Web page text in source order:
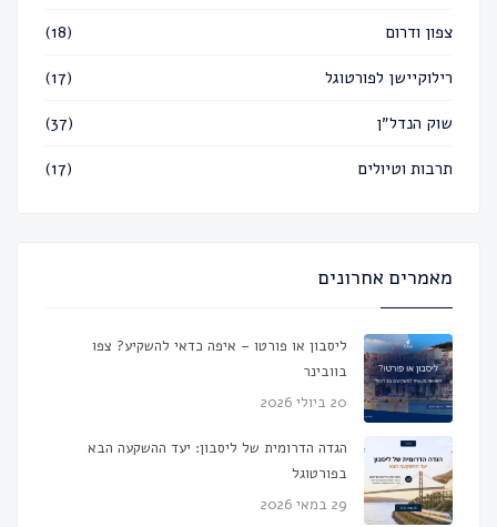
צפון ודרום (18)
רילוקיישן לפורטוגל (17)
שוק הנדל״ן (37)
תרבות וטיולים (17)
מאמרים אחרונים
ליסבון או פורטו – איפה כדאי להשקיע? צפו
בוובינר
20 ביולי 2026
הגדה הדרומית של ליסבון: יעד ההשקעה הבא
בפורטוגל
29 במאי 2026